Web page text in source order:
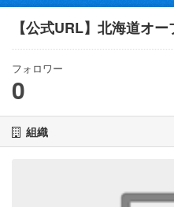
【公式URL】北海道オ
フォロワー
0
組織